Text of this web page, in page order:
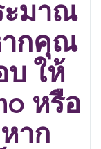
ะมาณ
ากคุณ
บ ให้
หรือ
าก